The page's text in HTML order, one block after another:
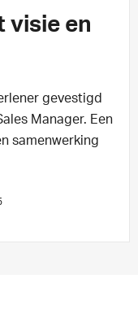
visie en
gevestigd
Manager. Een
samenwerking